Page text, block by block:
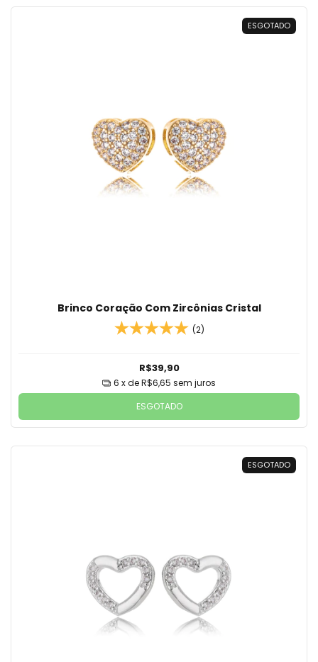
ESGOTADO
Brinco Coração Com Zircônias Cristal
(2)
R$39,90
6 x deR$6,65 sem juros
ESGOTADO
ESGOTADO